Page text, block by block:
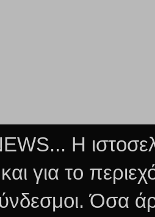
Η
για το
Όσα